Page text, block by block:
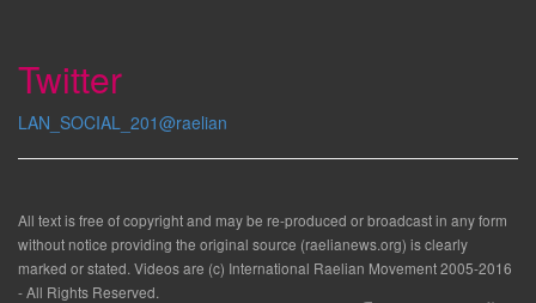
Twitter
LAN_SOCIAL_201@raelian
All text is free of copyright and may be re-produced or broadcast in any form
without notice providing the original source (raelianews.org) is clearly
marked or stated. Videos are (c) International Raelian Movement 2005-2016
- All Rights Reserved.